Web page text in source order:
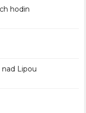
hodin
Lipou